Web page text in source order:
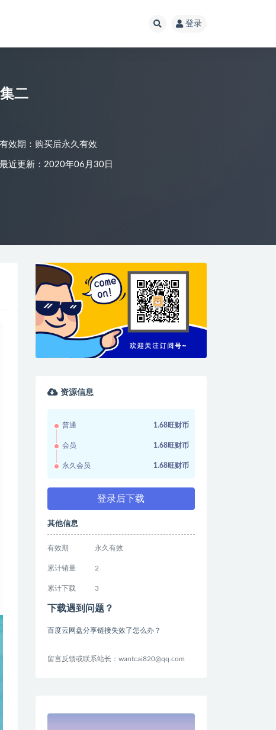
登录
二
有效期：购买后永久有效
最近更新：2020年06月30日
资源信息
普通 1.68旺财币
会员 1.68旺财币
永久会员 1.68旺财币
登录后下载
其他信息
有效期 永久有效
累计销量 2
累计下载 3
下载遇到问题？
百度云网盘分享链接失效了怎么办？
留言反馈或联系站长：wantcai820@qq.com